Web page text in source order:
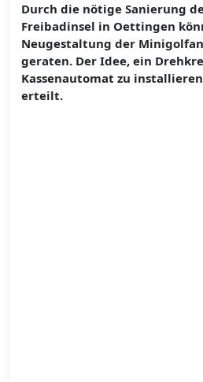
Durch die nötige Sanierung
Freibadinsel in Oettingen
Neugestaltung der
geraten. Der Idee, ein
Kassenautomat zu
erteilt.